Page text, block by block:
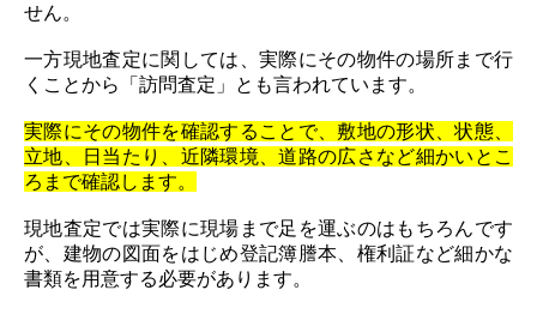
せん。
一方現地査定に関しては、実際にその物件の場所まで行
くことから「訪問査定」とも言われています。
実際にその物件を確認することで、敷地の形状、状態、
立地、日当たり、近隣環境、道路の広さなど細かいとこ
ろまで確認します。
現地査定では実際に現場まで足を運ぶのはもちろんです
が、建物の図面をはじめ登記簿謄本、権利証など細かな
書類を用意する必要があります。